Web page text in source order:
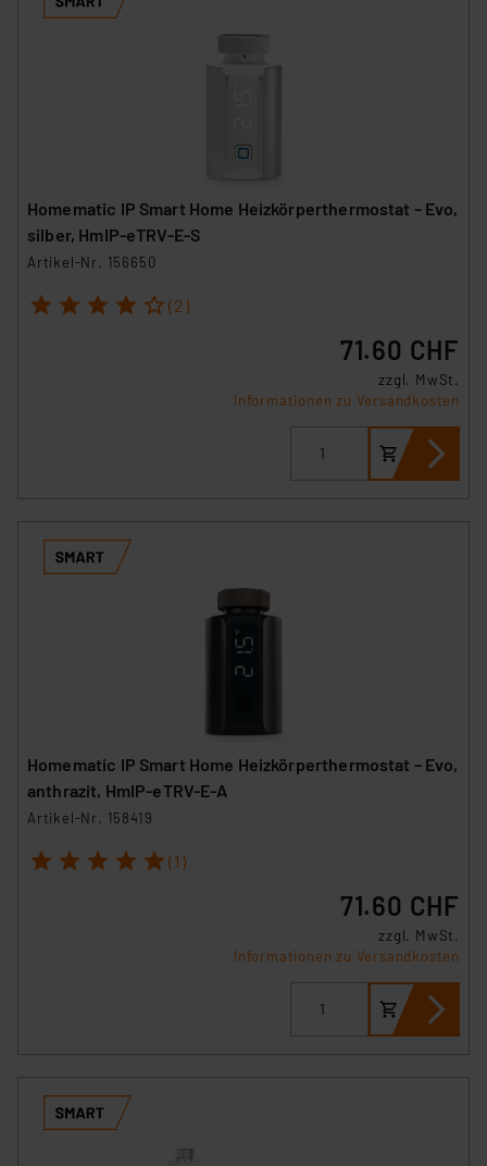
Homematic IP Smart Home Heizkörperthermostat – Evo,
silber, HmIP-eTRV-E-S
Artikel-Nr. 156650
1 2 3 4 5 (2)
71.60 CHF
zzgl. MwSt.
Informationen zu Versandkosten
Homematic IP Smart Home Heizkörperthermostat – Evo,
anthrazit, HmIP-eTRV-E-A
Artikel-Nr. 158419
1 2 3 4 5 (1)
71.60 CHF
zzgl. MwSt.
Informationen zu Versandkosten